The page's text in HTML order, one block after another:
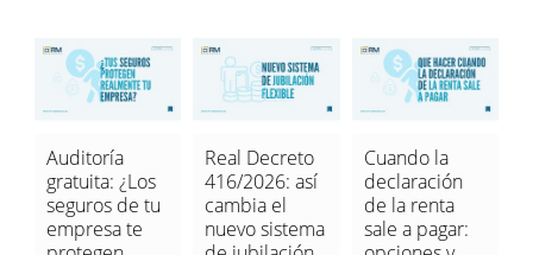
Auditoría
gratuita: ¿Los
seguros de tu
empresa te
Real Decreto
416/2026: así
cambia el
nuevo sistema
Cuando la
declaración
de la renta
sale a pagar: